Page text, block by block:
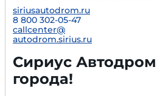
siriusautodrom.ru
8 800 302-05-47
callcenter@
autodrom.sirius.ru
Сириус
города!